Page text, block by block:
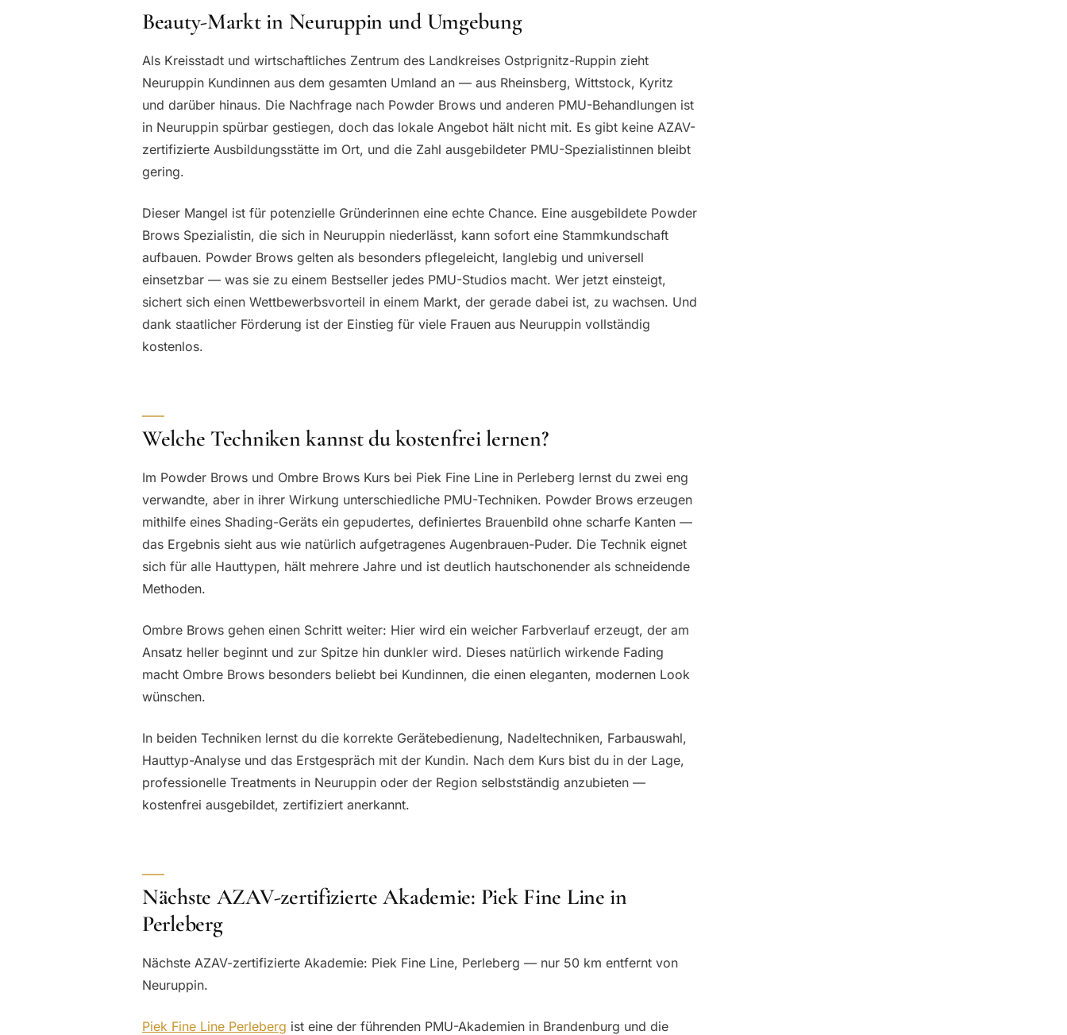
Beauty-Markt in Neuruppin und Umgebung
Als Kreisstadt und wirtschaftliches Zentrum des Landkreises Ostprignitz-Ruppin zieht
Neuruppin Kundinnen aus dem gesamten Umland an — aus Rheinsberg, Wittstock, Kyritz
und darüber hinaus. Die Nachfrage nach Powder Brows und anderen PMU-Behandlungen ist
in Neuruppin spürbar gestiegen, doch das lokale Angebot hält nicht mit. Es gibt keine AZAV-
zertifizierte Ausbildungsstätte im Ort, und die Zahl ausgebildeter PMU-Spezialistinnen bleibt
gering.
Dieser Mangel ist für potenzielle Gründerinnen eine echte Chance. Eine ausgebildete Powder
Brows Spezialistin, die sich in Neuruppin niederlässt, kann sofort eine Stammkundschaft
aufbauen. Powder Brows gelten als besonders pflegeleicht, langlebig und universell
einsetzbar — was sie zu einem Bestseller jedes PMU-Studios macht. Wer jetzt einsteigt,
sichert sich einen Wettbewerbsvorteil in einem Markt, der gerade dabei ist, zu wachsen. Und
dank staatlicher Förderung ist der Einstieg für viele Frauen aus Neuruppin vollständig
kostenlos.
Welche Techniken kannst du kostenfrei lernen?
Im Powder Brows und Ombre Brows Kurs bei Piek Fine Line in Perleberg lernst du zwei eng
verwandte, aber in ihrer Wirkung unterschiedliche PMU-Techniken. Powder Brows erzeugen
mithilfe eines Shading-Geräts ein gepudertes, definiertes Brauenbild ohne scharfe Kanten —
das Ergebnis sieht aus wie natürlich aufgetragenes Augenbrauen-Puder. Die Technik eignet
sich für alle Hauttypen, hält mehrere Jahre und ist deutlich hautschonender als schneidende
Methoden.
Ombre Brows gehen einen Schritt weiter: Hier wird ein weicher Farbverlauf erzeugt, der am
Ansatz heller beginnt und zur Spitze hin dunkler wird. Dieses natürlich wirkende Fading
macht Ombre Brows besonders beliebt bei Kundinnen, die einen eleganten, modernen Look
wünschen.
In beiden Techniken lernst du die korrekte Gerätebedienung, Nadeltechniken, Farbauswahl,
Hauttyp-Analyse und das Erstgespräch mit der Kundin. Nach dem Kurs bist du in der Lage,
professionelle Treatments in Neuruppin oder der Region selbstständig anzubieten —
kostenfrei ausgebildet, zertifiziert anerkannt.
Nächste AZAV-zertifizierte Akademie: Piek Fine Line in
Perleberg
Nächste AZAV-zertifizierte Akademie: Piek Fine Line, Perleberg — nur 50 km entfernt von
Neuruppin.
Piek Fine Line Perleberg ist eine der führenden PMU-Akademien in Brandenburg und die